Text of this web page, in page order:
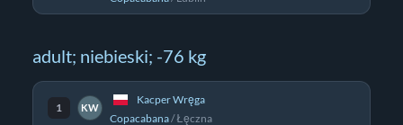
adult; niebieski; -76 kg
1 KW
Kacper Wręga
Copacabana/Łęczna